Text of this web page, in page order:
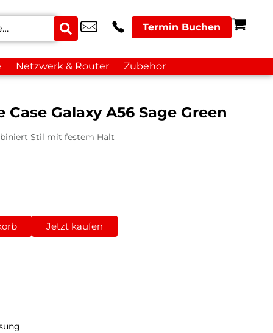
Termin Buchen
Netzwerk & Router Zubehör
Galaxy A56 Sage Green
Stil mit festem Halt
Jetzt kaufen